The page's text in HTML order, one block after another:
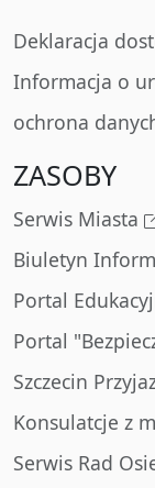
Deklaracja
Informacja o
ochrona
ZASOBY
Serwis Miasta
Biuletyn
Portal
Portal
Szczecin
Konsulatcje z
Serwis Rad